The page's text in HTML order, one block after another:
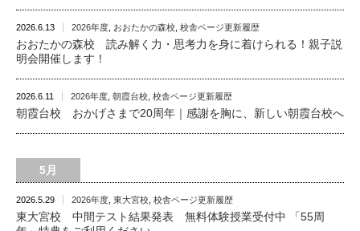
2026.6.13 2026年度 おおたかの森校 校舎ページ更新履歴
おおたかの森校 読み解く力・思考力を身に着けられる！親子説
明会開催します！
2026.6.11 2026年度 朝霞台校 校舎ページ更新履歴
朝霞台校 おかげさまで20周年｜感謝を胸に、新しい朝霞台校へ
5月
2026.5.29 2026年度 東大宮校 校舎ページ更新履歴
東大宮校 中間テスト結果発表 無料体験授業受付中 「55周